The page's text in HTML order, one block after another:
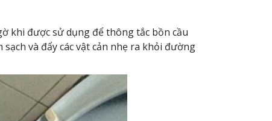
khi được sử dụng để thông tắc bồn cầu
và đẩy các vật cản nhẹ ra khỏi đường